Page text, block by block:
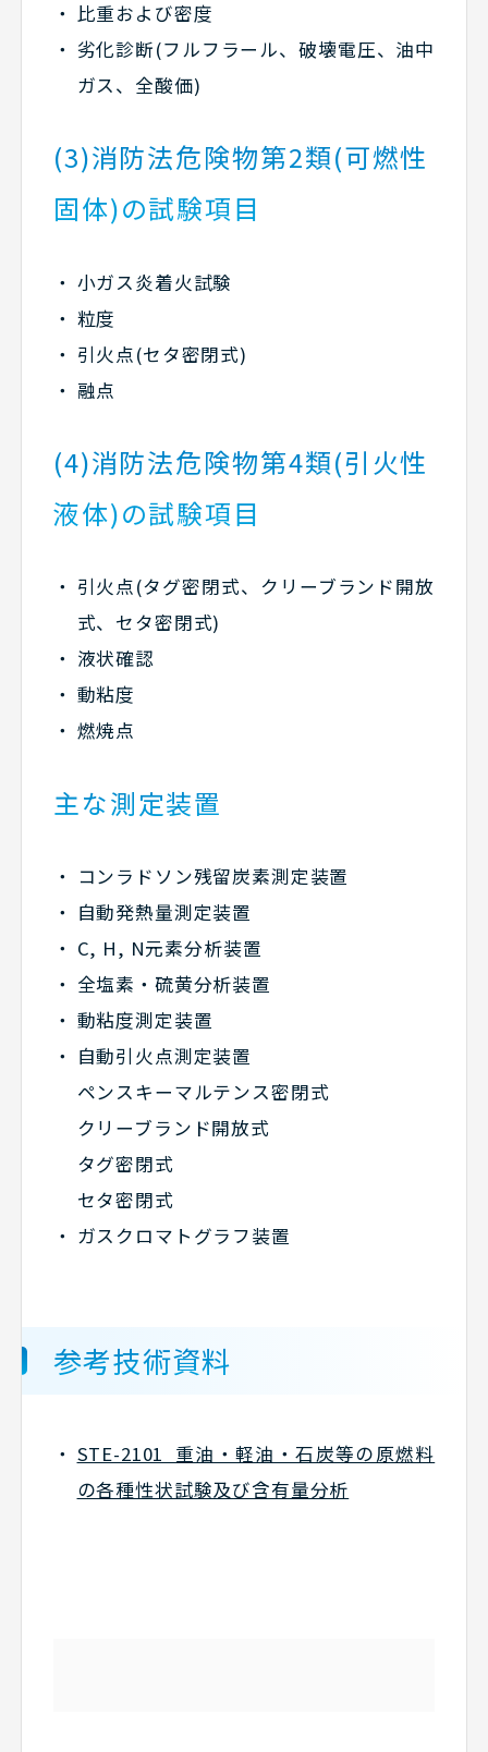
比重および密度
劣化診断(フルフラール、破壊電圧、油中
ガス、全酸価)
(3)消防法危険物第2類(可燃性
固体)の試験項目
小ガス炎着火試験
粒度
引火点(セタ密閉式)
融点
(4)消防法危険物第4類(引火性
液体)の試験項目
引火点(タグ密閉式、クリーブランド開放
式、セタ密閉式)
液状確認
動粘度
燃焼点
主な測定装置
コンラドソン残留炭素測定装置
自動発熱量測定装置
C, H, N元素分析装置
全塩素・硫黄分析装置
動粘度測定装置
自動引火点測定装置
ペンスキーマルテンス密閉式
クリーブランド開放式
タグ密閉式
セタ密閉式
ガスクロマトグラフ装置
参考技術資料
STE-2101 重油・軽油・石炭等の原燃料
の各種性状試験及び含有量分析